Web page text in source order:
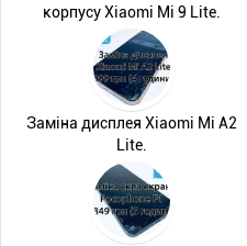
корпусу Xiaomi Mi 9 Lite.
Заміна дисплея Xiaomi Mi A2
Lite.